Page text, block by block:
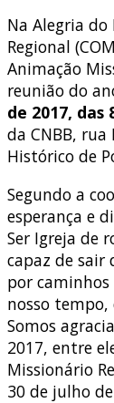
Na Alegria do
Regional
Animação
reunião do
de 2017, das
da CNBB, rua
Histórico de
Segundo a
esperança e
Ser Igreja de
capaz de sair
por caminhos
nosso tempo,
Somos
2017, entre
Missionário
30 de julho de